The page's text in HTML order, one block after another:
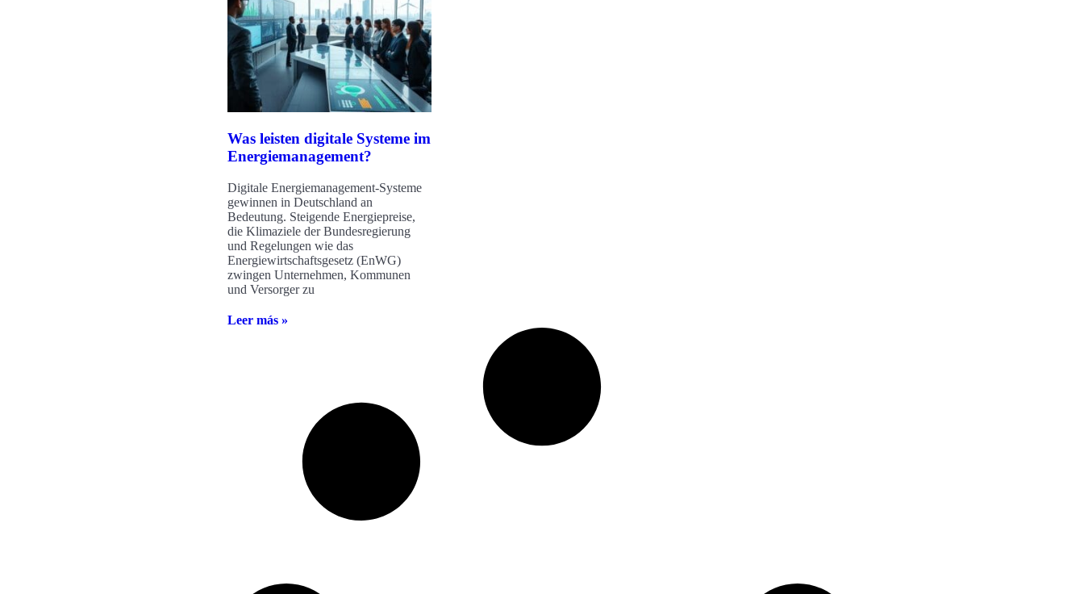
Was leisten digitale Systeme im
Energiemanagement?
Digitale Energiemanagement-Systeme
gewinnen in Deutschland an
Bedeutung. Steigende Energiepreise,
die Klimaziele der Bundesregierung
und Regelungen wie das
Energiewirtschaftsgesetz (EnWG)
zwingen Unternehmen, Kommunen
und Versorger zu
Leer más »